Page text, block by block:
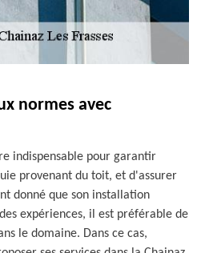
normes avec
indispensable pour garantir
provenant du toit, et d'assurer
donné que son installation
expériences, il est préférable de
le domaine. Dans ce cas,